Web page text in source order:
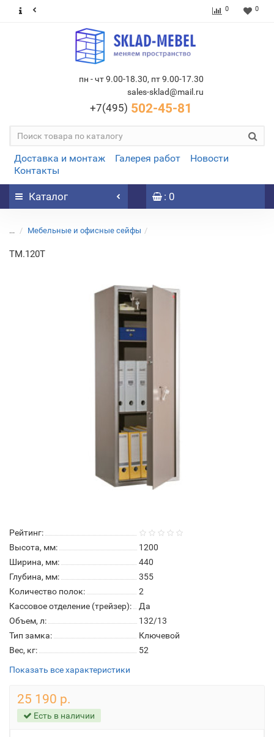
0 0
пн - чт 9.00-18.30, пт 9.00-17.30
sales-sklad@mail.ru
+7(495) 502-45-81
Доставка и монтаж Галерея работ
Новости
Контакты
Каталог : 0
... Мебельные и офисные сейфы
TM.120Т
Рейтинг:
Высота, мм:
1200
Ширина, мм:
440
Глубина, мм:
355
Количество полок:
2
Кассовое отделение (трейзер):
Да
Объем, л:
132/13
Тип замка:
Ключевой
Вес, кг:
52
Показать все характеристики
25 190 р.
Есть в наличии